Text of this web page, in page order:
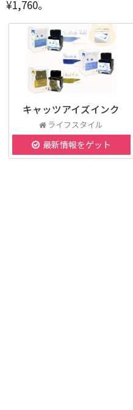
¥1,760。
キャッツアイズインク
ライフスタイル
最新情報をゲット